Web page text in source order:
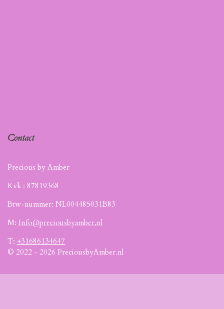
Contact
Precious by Amber
Kvk : 87819368
Btw-nummer: NL004485031B83
M: Info@preciousbyamber.nl
T: +31686134647
© 2022 - 2026 PreciousbyAmber.nl